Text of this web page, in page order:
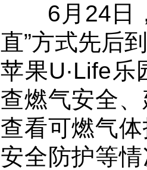
6月24日，
直”方式先后
苹果U·Life
查燃气安全
查看可燃气
安全防护等